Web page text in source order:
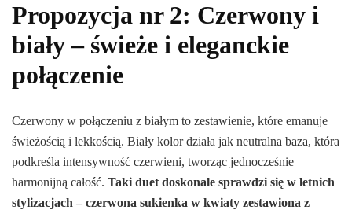
Propozycja nr 2: Czerwony i
biały – świeże i eleganckie
połączenie
Czerwony w połączeniu z białym to zestawienie, które emanuje
świeżością i lekkością. Biały kolor działa jak neutralna baza, która
podkreśla intensywność czerwieni, tworząc jednocześnie
harmonijną całość. Taki duet doskonale sprawdzi się w letnich
stylizacjach – czerwona sukienka w kwiaty zestawiona z